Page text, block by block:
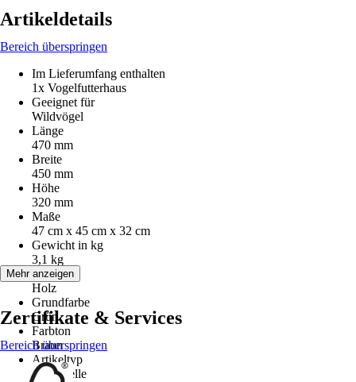
Artikeldetails
Bereich überspringen
Im Lieferumfang enthalten
1x Vogelfutterhaus
Geeignet für
Wildvögel
Länge
470 mm
Breite
450 mm
Höhe
320 mm
Maße
47 cm x 45 cm x 32 cm
Gewicht in kg
3,1 kg
Material
Holz
Grundfarbe
Grün
Farbton
Braun
Artikeltyp
Futterstelle
Mehr anzeigen
Zertifikate & Services
Bereich überspringen